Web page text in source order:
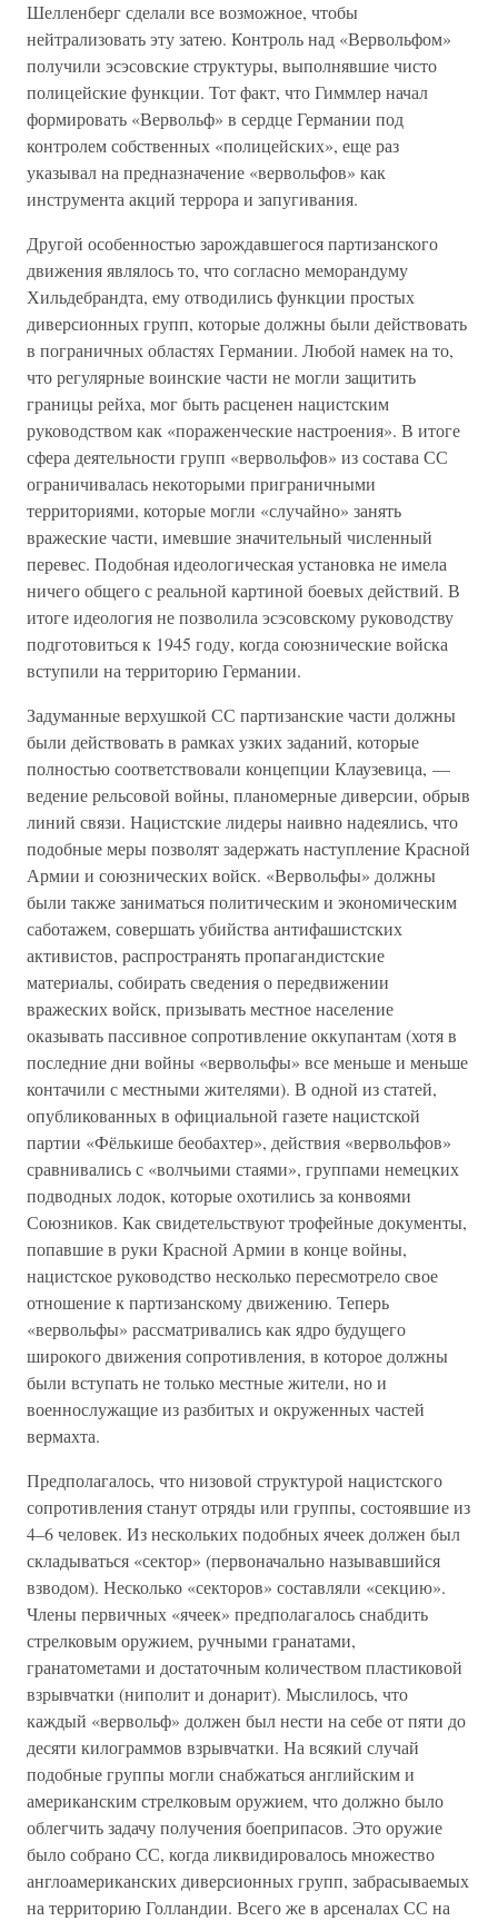
Шелленберг сделали все возможное, чтобы
нейтрализовать эту затею. Контроль над «Вервольфом»
получили эсэсовские структуры, выполнявшие чисто
полицейские функции. Тот факт, что Гиммлер начал
формировать «Вервольф» в сердце Германии под
контролем собственных «полицейских», еще раз
указывал на предназначение «вервольфов» как
инструмента акций террора и запугивания.
Другой особенностью зарождавшегося партизанского
движения являлось то, что согласно меморандуму
Хильдебрандта, ему отводились функции простых
диверсионных групп, которые должны были действовать
в пограничных областях Германии. Любой намек на то,
что регулярные воинские части не могли защитить
границы рейха, мог быть расценен нацистским
руководством как «пораженческие настроения». В итоге
сфера деятельности групп «вервольфов» из состава СС
ограничивалась некоторыми приграничными
территориями, которые могли «случайно» занять
вражеские части, имевшие значительный численный
перевес. Подобная идеологическая установка не имела
ничего общего с реальной картиной боевых действий. В
итоге идеология не позволила эсэсовскому руководству
подготовиться к 1945 году, когда союзнические войска
вступили на территорию Германии.
Задуманные верхушкой СС партизанские части должны
были действовать в рамках узких заданий, которые
полностью соответствовали концепции Клаузевица, —
ведение рельсовой войны, планомерные диверсии, обрыв
линий связи. Нацистские лидеры наивно надеялись, что
подобные меры позволят задержать наступление Красной
Армии и союзнических войск. «Вервольфы» должны
были также заниматься политическим и экономическим
саботажем, совершать убийства антифашистских
активистов, распространять пропагандистские
материалы, собирать сведения о передвижении
вражеских войск, призывать местное население
оказывать пассивное сопротивление оккупантам (хотя в
последние дни войны «вервольфы» все меньше и меньше
контачили с местными жителями). В одной из статей,
опубликованных в официальной газете нацистской
партии «Фёлькише беобахтер», действия «вервольфов»
сравнивались с «волчьими стаями», группами немецких
подводных лодок, которые охотились за конвоями
Союзников. Как свидетельствуют трофейные документы,
попавшие в руки Красной Армии в конце войны,
нацистское руководство несколько пересмотрело свое
отношение к партизанскому движению. Теперь
«вервольфы» рассматривались как ядро будущего
широкого движения сопротивления, в которое должны
были вступать не только местные жители, но и
военнослужащие из разбитых и окруженных частей
вермахта.
Предполагалось, что низовой структурой нацистского
сопротивления станут отряды или группы, состоявшие из
4–6 человек. Из нескольких подобных ячеек должен был
складываться «сектор» (первоначально называвшийся
взводом). Несколько «секторов» составляли «секцию».
Члены первичных «ячеек» предполагалось снабдить
стрелковым оружием, ручными гранатами,
гранатометами и достаточным количеством пластиковой
взрывчатки (ниполит и донарит). Мыслилось, что
каждый «вервольф» должен был нести на себе от пяти до
десяти килограммов взрывчатки. На всякий случай
подобные группы могли снабжаться английским и
американским стрелковым оружием, что должно было
облегчить задачу получения боеприпасов. Это оружие
было собрано СС, когда ликвидировалось множество
англоамериканских диверсионных групп, забрасываемых
на территорию Голландии. Всего же в арсеналах СС на